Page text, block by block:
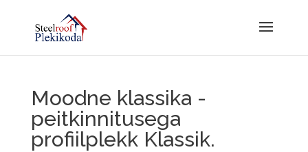
Moodne klassika -
peitkinnitusega
profiilplekk Klassik.